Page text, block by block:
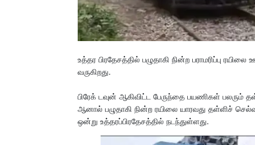
உத்தர பிரதேசத்தில் பழுதாகி நின்ற பராமரிப்பு
வருகிறது.
பிரேக் டவுன் ஆகிவிட்ட பேருந்தை பயணிகள் பலரும்
ஆனால் பழுதாகி நின்ற ரயிலை யாரவது தள்ளிச்
ஒன்று உத்தரப்பிரதேசத்தில் நடந்துள்ளது.